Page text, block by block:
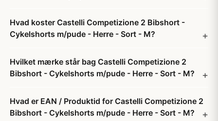
Hvad koster Castelli Competizione 2 Bibshort -
Cykelshorts m/pude - Herre - Sort - M?
Hvilket mærke står bag Castelli Competizione 2
Bibshort - Cykelshorts m/pude - Herre - Sort - M?
Hvad er EAN / Produktid for Castelli Competizione 2
Bibshort - Cykelshorts m/pude - Herre - Sort - M?